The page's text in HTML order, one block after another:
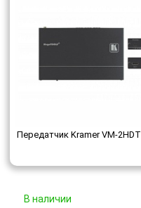
Передатчик Kramer VM-2HDT
В наличии